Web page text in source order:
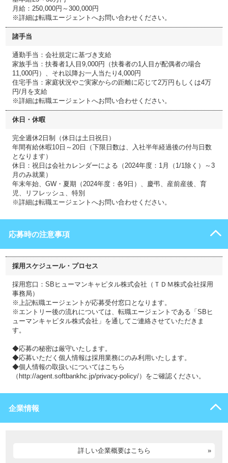
月給：250,000円～300,000円
※詳細は転職エージェントへお問い合わせください。
諸手当
通勤手当：会社規定に基づき支給
家族手当：扶養者1人目9,000円（扶養者の1人目が配偶者の場合
11,000円）、それ以降お一人当たり4,000円
住宅手当：家庭状況やご実家からの距離に応じて2万円もしくは4万
円/月を支給
※詳細は転職エージェントへお問い合わせください。
休日・休暇
完全週休2日制（休日は土日祝日）
年間有給休暇10日～20日（下限日数は、入社半年経過後の付与日数
となります）
休日：祝日は会社カレンダーによる（2024年度：1月（1/1除く）～3
月のみ就業）
年末年始、GW・夏期（2024年度：各9日）、慶弔、産前産後、育
児、リフレッシュ、特別
※詳細は転職エージェントへお問い合わせください。
応募時の注意事項
採用スケジュール・プロセス
採用窓口：SBヒューマンキャピタル株式会社（ＴＤＭ株式会社採用
事務局）
※上記転職エージェントが応募受付窓口となります。
※エントリー後の流れについては、転職エージェントである「SBヒ
ューマンキャピタル株式会社」を通してご連絡させていただきま
す。
◆応募の秘密は厳守いたします。
◆応募いただく個人情報は採用業務にのみ利用いたします。
◆個人情報の取扱いについてはこちら
（http://agent.softbankhc.jp/privacy-policy/）をご確認ください。
企業情報
詳しい企業概要はこちら